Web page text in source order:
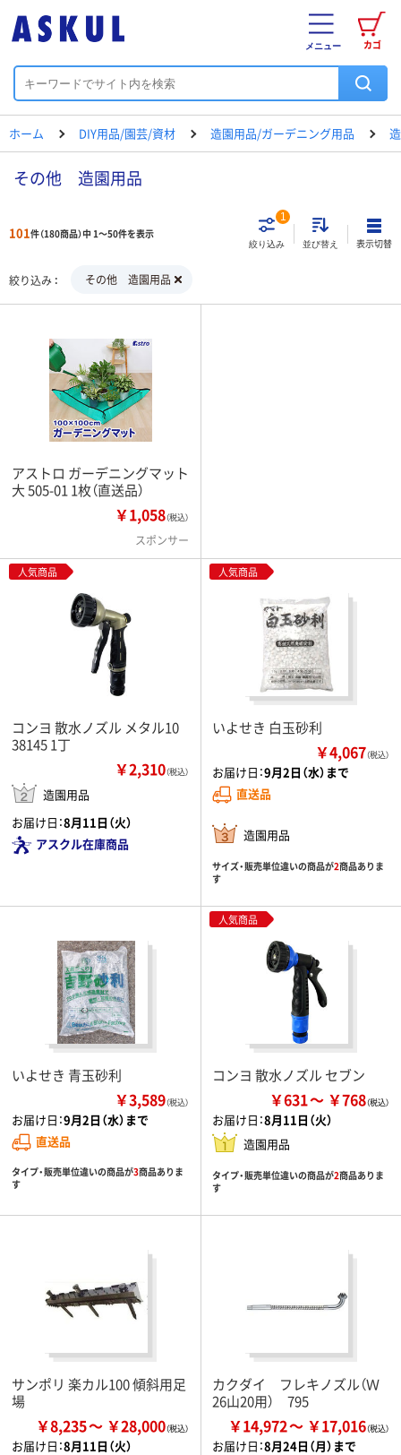
カゴ
メニュー
ホーム DIY用品/園芸/資材 造園用品/ガーデニング用品
その他 造園用品
101件（180商品）中 1～50件を表示
絞り込み
1
並び替え 表示切替
絞り込み その他 造園用品
アストロ ガーデニングマット
大 505-01 1枚（直送品）
￥1,058（税込）
スポンサー
人気商品
コンヨ 散水ノズル メタル10
38145 1丁
￥2,310（税込）
造園用品
お届け日：8月11日（火）
アスクル在庫商品
人気商品
いよせき 白玉砂利
￥4,067（税込）
お届け日：9月2日（水）まで
直送品
造園用品
サイズ・販売単位違いの商品が2商品ありま
す
いよせき 青玉砂利
￥3,589（税込）
お届け日：9月2日（水）まで
直送品
タイプ・販売単位違いの商品が3商品ありま
す
人気商品
コンヨ 散水ノズル セブン
￥631 ￥768
お届け日：8月11日（火）
造園用品
タイプ・販売単位違いの商品が2商品ありま
す
サンポリ 楽カル100 傾斜用足
場
￥8,235 ￥28,000
お届け日：8月11日（火）
カクダイ フレキノズル（Ｗ
26山20用） 795
￥14,972 ￥17,016
お届け日：8月24日（月）まで